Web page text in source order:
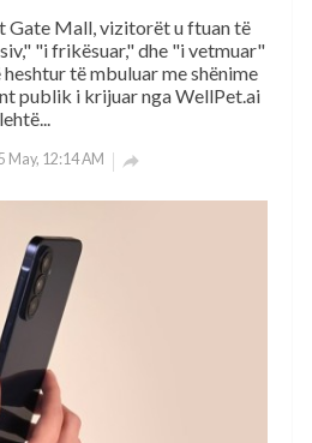
Gate Mall, vizitorët u ftuan të
"i frikësuar," dhe "i vetmuar"
të mbuluar me shënime
publik i krijuar nga WellPet.ai
May, 12:14 AM 